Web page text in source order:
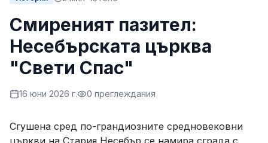
Смиреният пазител:
Несебърската църква
"Свети Спас"
16 юни 2026 г. 0 преглеждания
Сгушена сред по-грандиозните средновековни
църкви на Стария Несебър се намира сграда с